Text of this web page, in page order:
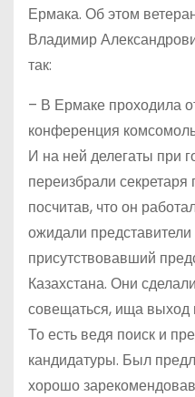
Ермака. Об этом
Владимир
так:
– В Ермаке проходила
конференция
И на ней делегаты при
переизбрали
посчитав, что он
ожидали
присутствовавший
Казахстана. Они
совещаться, ища выход
То есть ведя поиск и
кандидатуры. Был
хорошо